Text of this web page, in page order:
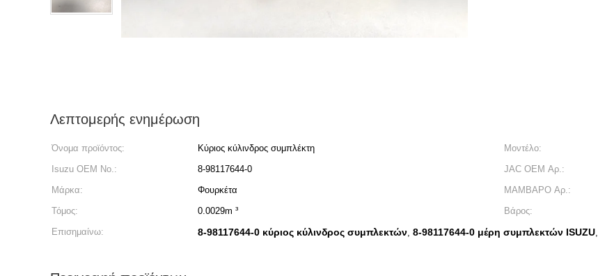
Λεπτομερής ενημέρωση
Όνομα προϊόντος: Κύριος κύλινδρος συμπλέκτη Μοντέλο:
Isuzu OEM Νο.:
8-98117644-0 JAC OEM Αρ.:
Μάρκα:
Φουρκέτα ΜΑΜΒΑΡΟ Αρ.:
Τόμος:
0.0029m ³ Βάρος:
Επισημαίνω:
8-98117644-0 κύριος κύλινδρος συμπλεκτών, 8-98117644-0 μέρη συμπλεκτών ISUZU,